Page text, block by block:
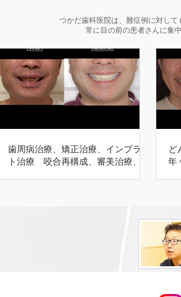
つかだ歯科医院は、難症例に対し
常に目の前の患者さんに集
歯周病治療、矯正治療、インプラン
ト治療 咬合再構成、審美治療、咬
ど
年